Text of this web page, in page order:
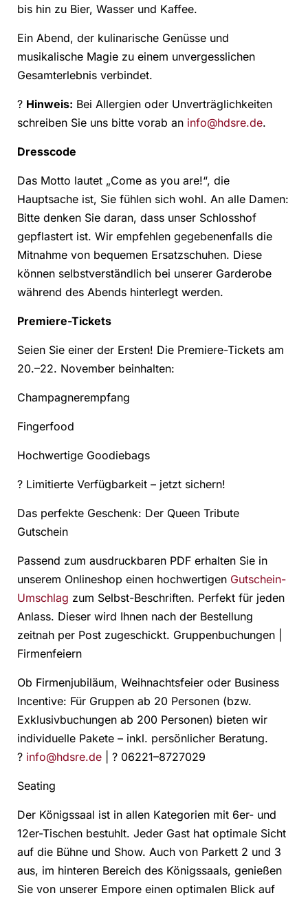
bis hin zu Bier, Wasser und Kaffee.
Ein Abend, der kulinarische Genüsse und
musikalische Magie zu einem unvergesslichen
Gesamterlebnis verbindet.
? Hinweis: Bei Allergien oder Unverträglichkeiten
schreiben Sie uns bitte vorab an info@hdsre.de.
Dresscode
Das Motto lautet „Come as you are!“, die
Hauptsache ist, Sie fühlen sich wohl. An alle Damen:
Bitte denken Sie daran, dass unser Schlosshof
gepflastert ist. Wir empfehlen gegebenenfalls die
Mitnahme von bequemen Ersatzschuhen. Diese
können selbstverständlich bei unserer Garderobe
während des Abends hinterlegt werden.
Premiere-Tickets
Seien Sie einer der Ersten! Die Premiere-Tickets am
20.–22. November beinhalten:
Champagnerempfang
Fingerfood
Hochwertige Goodiebags
? Limitierte Verfügbarkeit – jetzt sichern!
Das perfekte Geschenk: Der Queen Tribute
Gutschein
Passend zum ausdruckbaren PDF erhalten Sie in
unserem Onlineshop einen hochwertigen Gutschein-
Umschlag zum Selbst-Beschriften. Perfekt für jeden
Anlass. Dieser wird Ihnen nach der Bestellung
zeitnah per Post zugeschickt. Gruppenbuchungen |
Firmenfeiern
Ob Firmenjubiläum, Weihnachtsfeier oder Business
Incentive: Für Gruppen ab 20 Personen (bzw.
Exklusivbuchungen ab 200 Personen) bieten wir
individuelle Pakete – inkl. persönlicher Beratung.
? info@hdsre.de | ? 06221–8727029
Seating
Der Königssaal ist in allen Kategorien mit 6er- und
12er-Tischen bestuhlt. Jeder Gast hat optimale Sicht
auf die Bühne und Show. Auch von Parkett 2 und 3
aus, im hinteren Bereich des Königssaals, genießen
Sie von unserer Empore einen optimalen Blick auf